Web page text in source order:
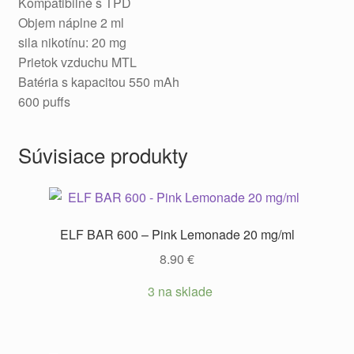
Objem náplne 2 ml
sila nikotínu: 20 mg
Prietok vzduchu MTL
Batéria s kapacitou 550 mAh
600 puffs
Súvisiace produkty
ELF BAR 600 – Pink Lemonade 20 mg/ml
8.90 €
3 na sklade